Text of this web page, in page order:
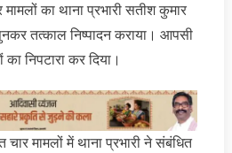
का थाना प्रभारी सतीश कुमार
तत्काल निष्पादन कराया। आपसी
निपटारा कर दिया।
चार मामलों में थाना प्रभारी ने संबंधित